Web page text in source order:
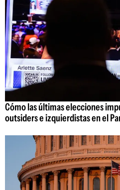
Cómo las últimas elecciones
outsiders e izquierdistas en el